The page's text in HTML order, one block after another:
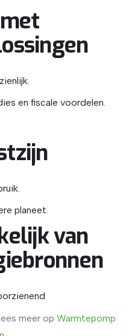
en fiscale voordelen.
planeet.
van
meer op Warmtepomp